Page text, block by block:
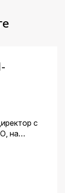
с
на
этапах:
для